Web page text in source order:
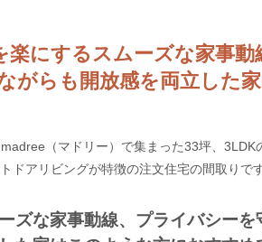
にするスムーズな家事動
がらも開放感を両立した
（マドリー）で集まった33坪、3LDK
ドアリビングが特徴の注文住宅の間取りです
ズな家事動線、プライバシーを